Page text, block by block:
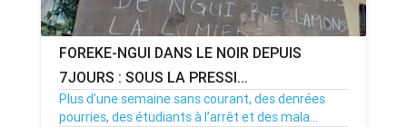
FOREKE-NGUI DANS LE NOIR DEPUIS
7JOURS : SOUS LA PRESSI...
Plus d’une semaine sans courant, des denrées
pourries, des étudiants à l’arrêt et des mala...